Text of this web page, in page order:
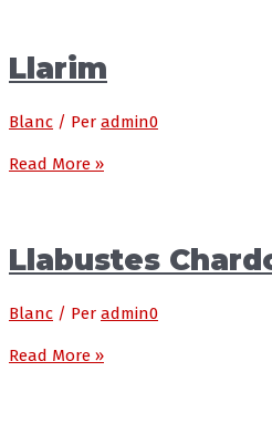
Llarim
Blanc / Per admin0
Read More »
Llabustes
Blanc / Per admin0
Read More »